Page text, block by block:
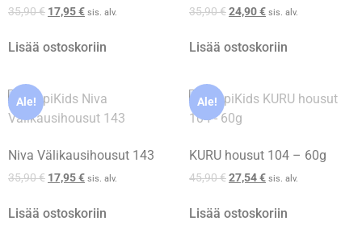
35,90€ 17,95€ sis. alv.
Lisää ostoskoriin
35,90€24,90€ sis. alv.
Lisää ostoskoriin
Ale!
Niva Välikausihousut 143
35,90€ 17,95€ sis. alv.
Lisää ostoskoriin
Ale!
KURU housut 104 – 60g
45,90€27,54€ sis. alv.
Lisää ostoskoriin